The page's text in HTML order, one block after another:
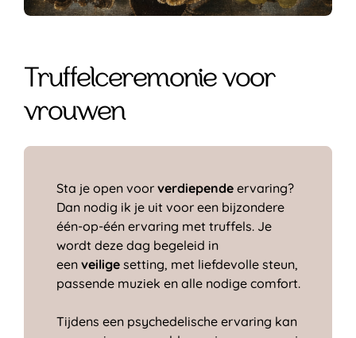
Truffelceremonie voor
vrouwen
Sta je open voor verdiepende ervaring?
Dan nodig ik je uit voor een bijzondere
één-op-één ervaring met truffels. Je
wordt deze dag begeleid in
een veilige setting, met liefdevolle steun,
passende muziek en alle nodige comfort.
Tijdens een psychedelische ervaring kan